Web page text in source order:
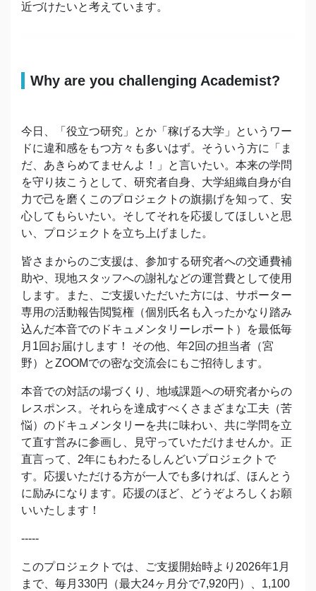
近づけたいと考えています。
Why are you challenging Academist?
今日、「役立つ研究」とか「稼げる大学」というワー
ドに違和感をもつ方々も多いはず。そういう方に「ま
だ、あきらめてませんよ！」と言いたい。本来の学問
を守り抜こうとして、研究者自身、大学組織自身が自
力で己を磨くこのプロジェクトの旗揚げを知って、安
心してもらいたい。そしてそれを応援してほしいと思
い、プロジェクトを立ち上げました。
皆さまからのご支援は、参加する研究者への交通費補
助や、現地スタッフへの謝礼などの運営費として使用
します。また、ご支援いただいた方には、サポーター
専用の活動報告閲覧権（個別氏名も入ったかなり踏み
込んだ本音でのドキュメンタリーレポート）を最低毎
月1回お届けします！ その他、年2回の担当者（宮
野）とZOOMでの密な交流会にもご招待します。
本音での対話の場づくり、地域課題への研究者からの
レスポンス。それらを達成すべくさまざまな工夫（苦
悩）のドキュメンタリーを共に味わい、共に学問を立
て直す営みに参画し、見守っていただけませんか。正
直言って、2年にもわたるしんどいプロジェクトで
す。応援いただける方が一人でも多ければ、ほんとう
に励みになります。応援のほど、どうぞよろしくお願
いいたします！
-----
このプロジェクトでは、ご支援開始時より2026年1月
まで、毎月330円（最大24ヶ月分で7,920円）、1,100